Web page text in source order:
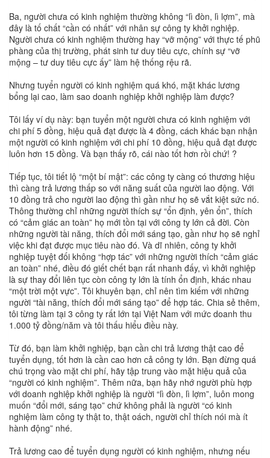
Ba, người chưa có kinh nghiệm thường không “lì đòn, lì lợm”, mà
đây là tố chất “cần có nhất” với nhân sự công ty khởi nghiệp.
Người chưa có kinh nghiệm thường hay “vỡ mộng” với thực tế phũ
phàng của thị trường, phát sinh tư duy tiêu cực, chính sự “vỡ
mộng – tư duy tiêu cực ấy” làm hệ thống rệu rã.
Nhưng tuyển người có kinh nghiệm quá khó, mặt khác lương
bổng lại cao, làm sao doanh nghiệp khởi nghiệp làm được?
Tôi lấy ví dụ này: bạn tuyển một người chưa có kinh nghiệm với
chi phí 5 đồng, hiệu quả đạt được là 4 đồng, cách khác bạn nhận
một người có kinh nghiệm với chi phí 10 đồng, hiệu quả đạt được
luôn hơn 15 đồng. Và bạn thấy rõ, cái nào tốt hơn rồi chứ! ?
Tiếp tục, tôi tiết lộ “một bí mật”: các công ty càng có thương hiệu
thì càng trả lương thấp so với năng suất của người lao động. Với
10 đồng trả cho người lao động thì gần như họ sẽ vắt kiệt sức nó.
Thông thường chỉ những người thích sự “ổn định, yên ổn”, thích
có “cảm giác an toàn” họ mới tồn tại với công ty lớn cả đời. Còn
những người tài năng, thích đổi mới sáng tạo, gần như họ sẽ nghỉ
việc khi đạt được mục tiêu nào đó. Và dĩ nhiên, công ty khởi
nghiệp tuyệt đối không “hợp tác” với những người thích “cảm giác
an toàn” nhé, điều đó giết chết bạn rất nhanh đấy, vì khởi nghiệp
là sự thay đổi liên tục còn công ty lớn là tính ổn định, khác nhau
“một trời một vực”. Tôi khuyên bạn, chỉ nên tìm kiếm với những
người “tài năng, thích đổi mới sáng tạo” để hợp tác. Chia sẻ thêm,
tôi từng làm tại 3 công ty rất lớn tại Việt Nam với mức doanh thu
1.000 tỷ đồng/năm và tôi thấu hiểu điều này.
Từ đó, bạn làm khởi nghiệp, bạn cần chi trả lương thật cao để
tuyển dụng, tốt hơn là cần cao hơn cả công ty lớn. Bạn đừng quá
chú trọng vào mặt chi phí, hãy tập trung vào mặt hiệu quả của
“người có kinh nghiệm”. Thêm nữa, bạn hãy nhớ người phù hợp
với doanh nghiệp khởi nghiệp là người “lì đòn, lì lợm”, luôn mong
muốn “đổi mới, sáng tạo” chứ không phải là người “có kinh
nghiệm làm công ty thật to, thật oách, người chỉ thích nói mà ít
hành động” nhé.
Trả lương cao để tuyển dụng người có kinh nghiệm, nhưng nếu